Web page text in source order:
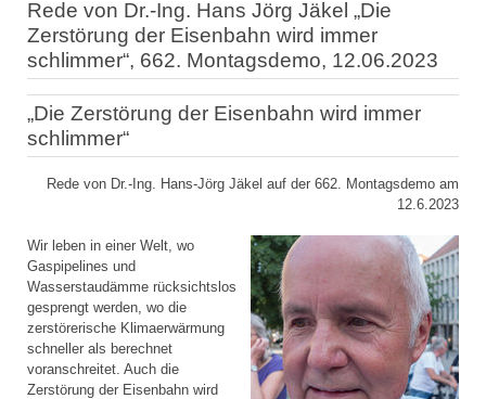
Rede von Dr.-Ing. Hans Jörg Jäkel „Die
Zerstörung der Eisenbahn wird immer
schlimmer“, 662. Montagsdemo, 12.06.2023
„Die Zerstörung der Eisenbahn wird immer
schlimmer“
Rede von Dr.-Ing. Hans-Jörg Jäkel auf der 662. Montagsdemo am
12.6.2023
Wir leben in einer Welt, wo
Gaspipelines und
Wasserstaudämme rücksichtslos
gesprengt werden, wo die
zerstörerische Klimaerwärmung
schneller als berechnet
voranschreitet. Auch die
Zerstörung der Eisenbahn wird